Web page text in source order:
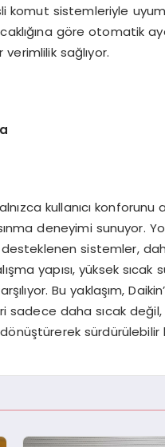
komut sistemleriyle
göre otomatik
sağlıyor.
kullanıcı
deneyimi sunuyor.
sistemler,
yapısı, yüksek
Bu yaklaşım,
sadece daha sıcak